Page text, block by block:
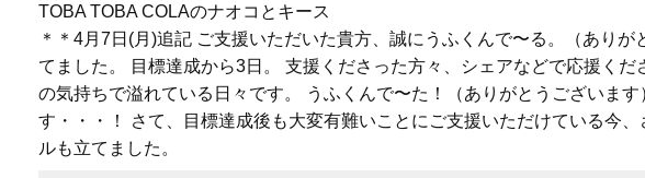
TOBA TOBA COLAのナオコとキース
＊＊4月7日(月)追記 ご支援いただいた貴方、誠にうふくんで〜る。（あり
てました。 目標達成から3日。 支援くださった方々、シェアなどで応援く
の気持ちで溢れている日々です。 うふくんで〜た！（ありがとうございま
す・・・！ さて、目標達成後も大変有難いことにご支援いただけている今
ルも立てました。